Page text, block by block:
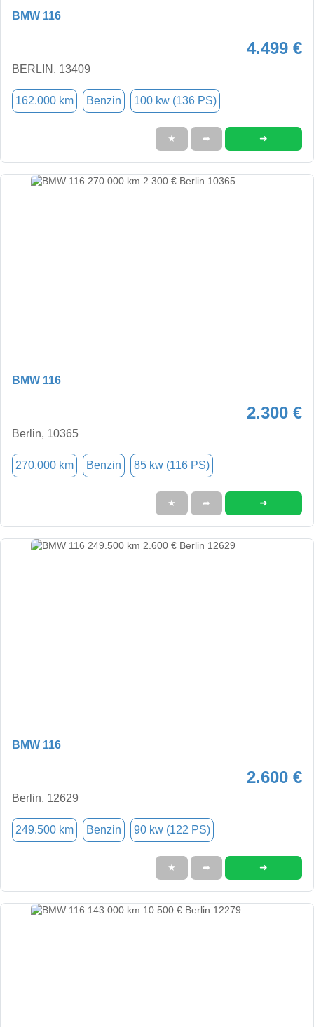
BMW 116
4.499 €
BERLIN, 13409
162.000 km Benzin 100 kw (136 PS)
★ ➦ ➜
BMW 116
2.300 €
Berlin, 10365
270.000 km Benzin 85 kw (116 PS)
★ ➦ ➜
BMW 116
2.600 €
Berlin, 12629
249.500 km Benzin 90 kw (122 PS)
★ ➦ ➜